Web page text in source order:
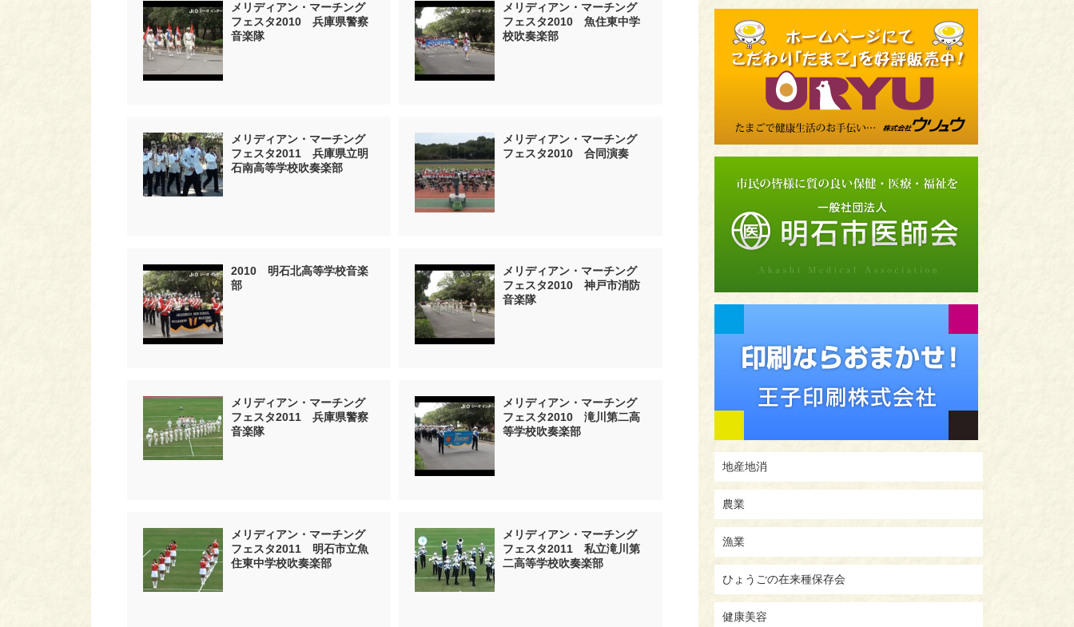
メリディアン・マーチング
フェスタ2010 兵庫県警察
音楽隊
メリディアン・マーチング
フェスタ2010 魚住東中学
校吹奏楽部
メリディアン・マーチング
フェスタ2011 兵庫県立明
石南高等学校吹奏楽部
メリディアン・マーチング
フェスタ2010 合同演奏
2010 明石北高等学校音楽
部
メリディアン・マーチング
フェスタ2010 神戸市消防
音楽隊
メリディアン・マーチング
フェスタ2011 兵庫県警察
音楽隊
メリディアン・マーチング
フェスタ2010 滝川第二高
等学校吹奏楽部
メリディアン・マーチング
フェスタ2011 明石市立魚
住東中学校吹奏楽部
メリディアン・マーチング
フェスタ2011 私立滝川第
二高等学校吹奏楽部
地産地消
農業
漁業
ひょうごの在来種保存会
健康美容